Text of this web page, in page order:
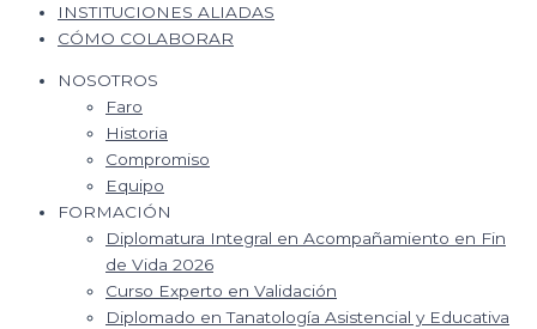
INSTITUCIONES ALIADAS
CÓMO COLABORAR
NOSOTROS
Faro
Historia
Compromiso
Equipo
FORMACIÓN
Diplomatura Integral en Acompañamiento en Fin
de Vida 2026
Curso Experto en Validación
Diplomado en Tanatología Asistencial y Educativa